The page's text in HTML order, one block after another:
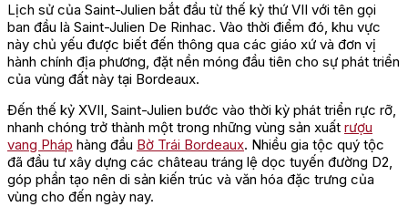
Lịch sử của Saint-Julien bắt đầu từ thế kỷ thứ VII với tên gọi
ban đầu là Saint-Julien De Rinhac. Vào thời điểm đó, khu vực
này chủ yếu được biết đến thông qua các giáo xứ và đơn vị
hành chính địa phương, đặt nền móng đầu tiên cho sự phát triển
của vùng đất này tại Bordeaux.
Đến thế kỷ XVII, Saint-Julien bước vào thời kỳ phát triển rực rỡ,
nhanh chóng trở thành một trong những vùng sản xuất rượu
vang Pháp hàng đầu Bờ Trái Bordeaux. Nhiều gia tộc quý tộc
đã đầu tư xây dựng các château tráng lệ dọc tuyến đường D2,
góp phần tạo nên di sản kiến trúc và văn hóa đặc trưng của
vùng cho đến ngày nay.